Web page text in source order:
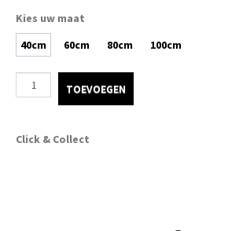
Kies uw maat
40cm
60cm 80cm 100cm
TOEVOEGEN
Click & Collect